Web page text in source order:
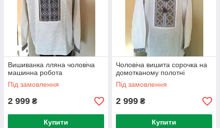
Вишиванка лляна чоловіча
машинна робота
Під замовлення
2 999 ₴
Купити
Чоловіча вишита сорочка на
домотканому полотні
Під замовлення
2 999 ₴
Купити